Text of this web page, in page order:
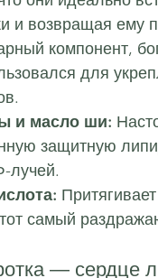
и возвращая ему
компонент,
для
и масло ши:
защитную
лучей.
тот самый
— сердце